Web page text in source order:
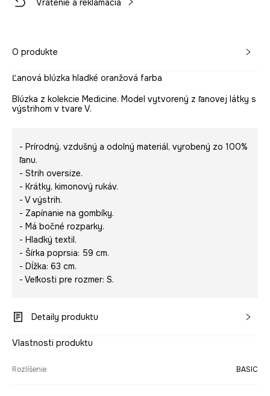
Vrátenie a reklamácia
O produkte
Ľanová blúzka hladké oranžová farba
Blúzka z kolekcie Medicine. Model vytvorený z ľanovej látky s
výstrihom v tvare V.
- Prírodný, vzdušný a odolný materiál, vyrobený zo 100%
ľanu.
- Strih oversize.
- Krátky, kimonový rukáv.
- V výstrih.
- Zapínanie na gombíky.
- Má bočné rozparky.
- Hladký textil.
- Šírka poprsia: 59 cm.
- Dĺžka: 63 cm.
- Veľkosti pre rozmer: S.
Detaily produktu
Vlastnosti produktu
Rozlíšenie BASIC